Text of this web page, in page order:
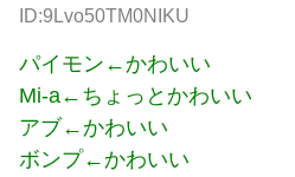
ID:9Lvo50TM0NIKU
パイモン←かわいい
Mi-a←ちょっとかわいい
アブ←かわいい
ボンプ←かわいい